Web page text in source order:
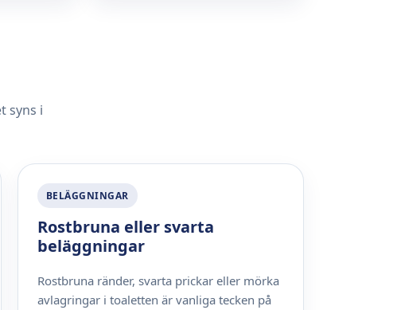
syns i
BELÄGGNINGAR
Rostbruna eller svarta
beläggningar
Rostbruna ränder, svarta prickar eller mörka
avlagringar i toaletten är vanliga tecken på